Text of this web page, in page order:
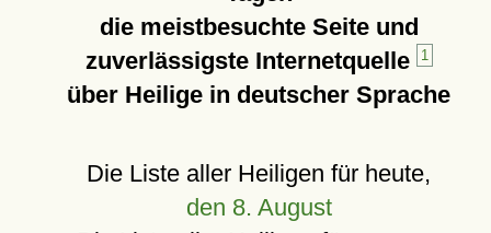
die meistbesuchte Seite und
zuverlässigste Internetquelle
1
über Heilige in deutscher Sprache
Die Liste aller Heiligen für heute,
den 8. August